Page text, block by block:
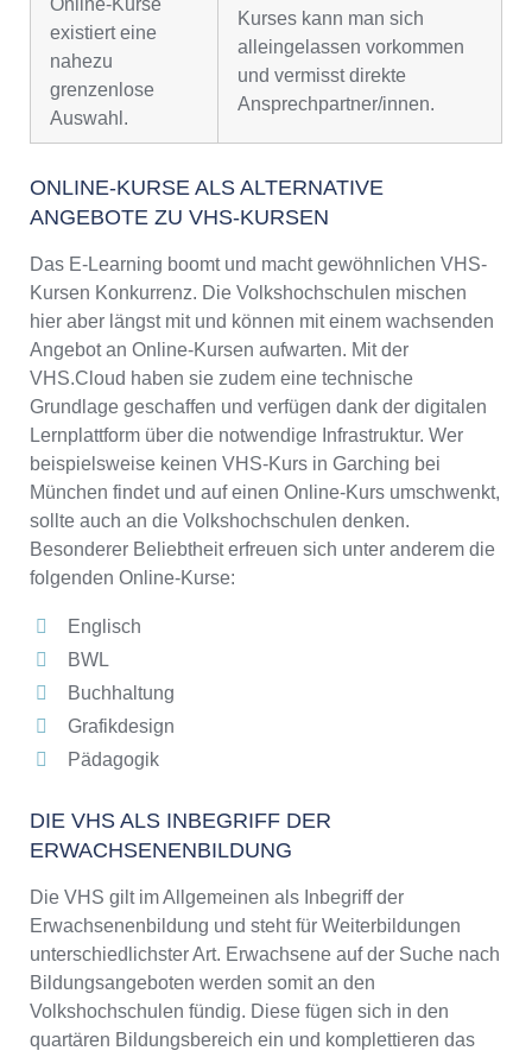
Online-Kurse
existiert eine
nahezu
grenzenlose
Auswahl.
Kurses kann man sich
alleingelassen vorkommen
und vermisst direkte
Ansprechpartner/innen.
ONLINE-KURSE ALS ALTERNATIVE
ANGEBOTE ZU VHS-KURSEN
Das E-Learning boomt und macht gewöhnlichen VHS-
Kursen Konkurrenz. Die Volkshochschulen mischen
hier aber längst mit und können mit einem wachsenden
Angebot an Online-Kursen aufwarten. Mit der
VHS.Cloud haben sie zudem eine technische
Grundlage geschaffen und verfügen dank der digitalen
Lernplattform über die notwendige Infrastruktur. Wer
beispielsweise keinen VHS-Kurs in Garching bei
München findet und auf einen Online-Kurs umschwenkt,
sollte auch an die Volkshochschulen denken.
Besonderer Beliebtheit erfreuen sich unter anderem die
folgenden Online-Kurse:
Englisch
BWL
Buchhaltung
Grafikdesign
Pädagogik
DIE VHS ALS INBEGRIFF DER
ERWACHSENENBILDUNG
Die VHS gilt im Allgemeinen als Inbegriff der
Erwachsenenbildung und steht für Weiterbildungen
unterschiedlichster Art. Erwachsene auf der Suche nach
Bildungsangeboten werden somit an den
Volkshochschulen fündig. Diese fügen sich in den
quartären Bildungsbereich ein und komplettieren das